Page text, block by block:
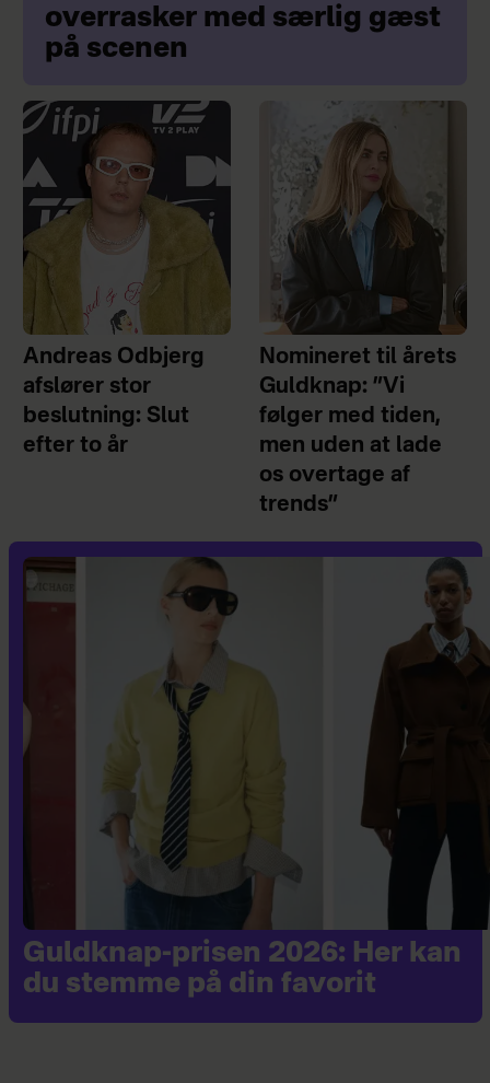
overrasker med særlig gæst
på scenen
Andreas Odbjerg
afslører stor
beslutning: Slut
efter to år
Nomineret til årets
Guldknap: ”Vi
følger med tiden,
men uden at lade
os overtage af
trends”
Guldknap-prisen 2026: Her kan
du stemme på din favorit